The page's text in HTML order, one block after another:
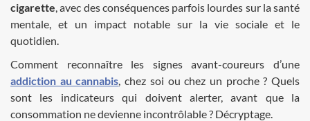
cigarette, avec des conséquences parfois lourdes sur la santé
mentale, et un impact notable sur la vie sociale et le
quotidien.
Comment reconnaître les signes avant-coureurs d’une
addiction au cannabis, chez soi ou chez un proche ? Quels
sont les indicateurs qui doivent alerter, avant que la
consommation ne devienne incontrôlable ? Décryptage.